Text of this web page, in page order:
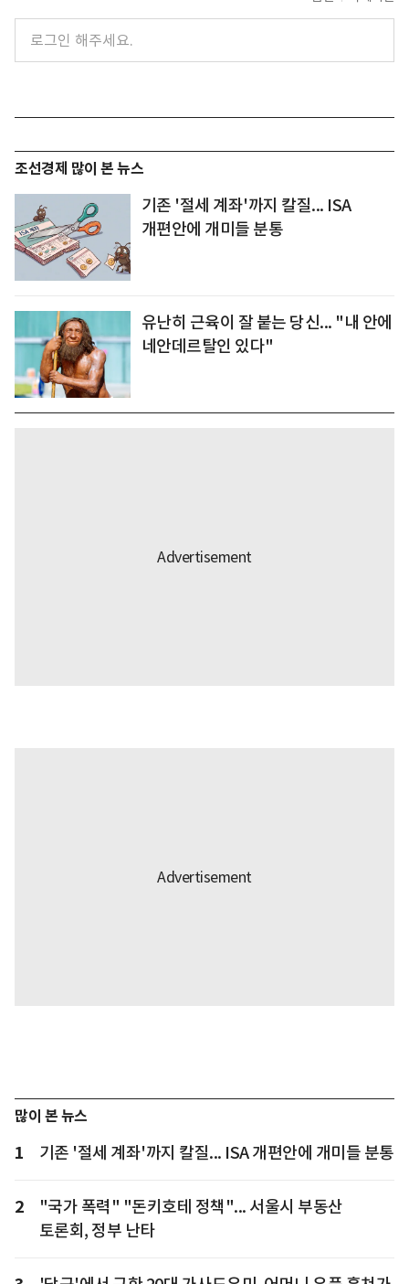
조선경제 많이 본 뉴스
기존 '절세 계좌'까지 칼질... ISA
개편안에 개미들 분통
유난히 근육이 잘 붙는 당신... "내 안에
네안데르탈인 있다"
많이 본 뉴스
1 기존 '절세 계좌'까지 칼질... ISA 개편안에 개미들 분통
2
"국가 폭력" "돈키호테 정책"... 서울시 부동산
토론회, 정부 난타